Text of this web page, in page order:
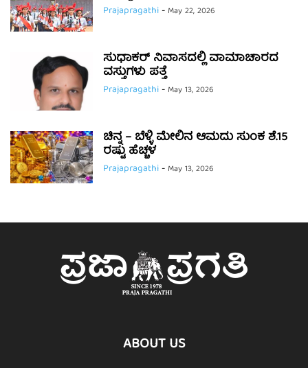
Prajapragathi- May 22, 2026
ಸುಧಾಕರ್ ನಿವಾಸದಲ್ಲಿ ವಾಮಾಚಾರದ
ವಸ್ತುಗಳು ಪತ್ತೆ
Prajapragathi- May 13, 2026
ಚಿನ್ನ – ಬೆಳ್ಳಿ ಮೇಲಿನ ಆಮದು ಸುಂಕ ಶೆ.15
ರಷ್ಟು ಹೆಚ್ಚಳ
Prajapragathi- May 13, 2026
ABOUT US